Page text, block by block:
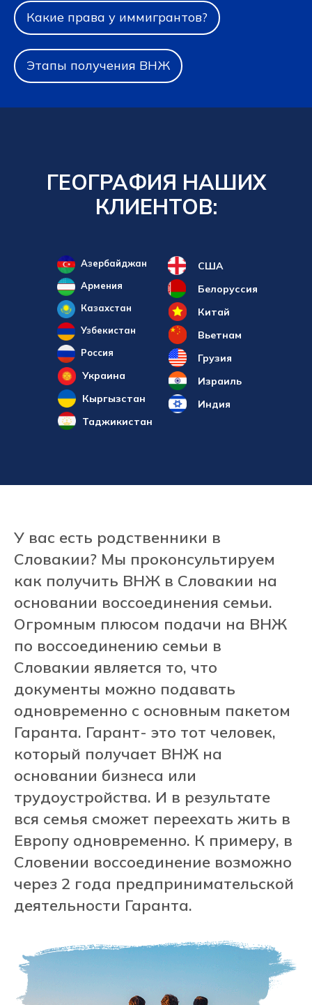
Какие права у иммигрантов?
Этапы получения ВНЖ
ГЕОГРАФИЯ НАШИХ
КЛИЕНТОВ:
Казахстан
Узбекистан
Азербайджан
Кыргызстан
Россия
Армения
Грузия
Таджикистан
Украина
Китай
Вьетнам
Белоруссия
Израиль
Индия
США
У вас есть родственники в
Словакии? Мы проконсультируем
как получить ВНЖ в Словакии на
основании воссоединения семьи.
Огромным плюсом подачи на ВНЖ
по воссоединению семьи в
Словакии является то, что
документы можно подавать
одновременно с основным пакетом
Гаранта. Гарант- это тот человек,
который получает ВНЖ на
основании бизнеса или
трудоустройства. И в результате
вся семья сможет переехать жить в
Европу одновременно. К примеру, в
Словении воссоединение возможно
через 2 года предпринимательской
деятельности Гаранта.